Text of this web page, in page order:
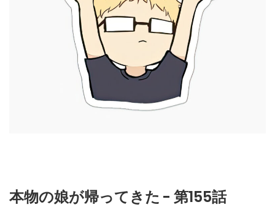
本物の娘が帰ってきた - 第155話